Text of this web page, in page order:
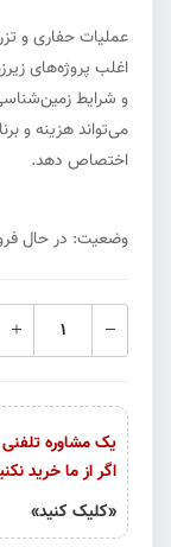
عملیات حفاری و
اغلب پروژه‌های
و شرایط
می‌تواند هزینه و
اختصاص دهد.
وضعیت: در حال
اگر از ما خرید
«کلیک کنید»